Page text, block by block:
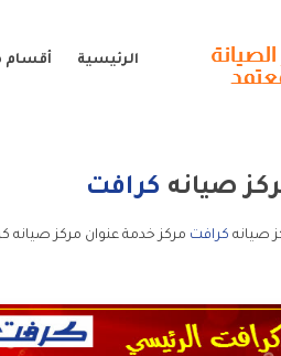
الرئيسية أقسام
صيانه كرافت
صيانه كرافت مركز خدمة عنوان مركز صيانه